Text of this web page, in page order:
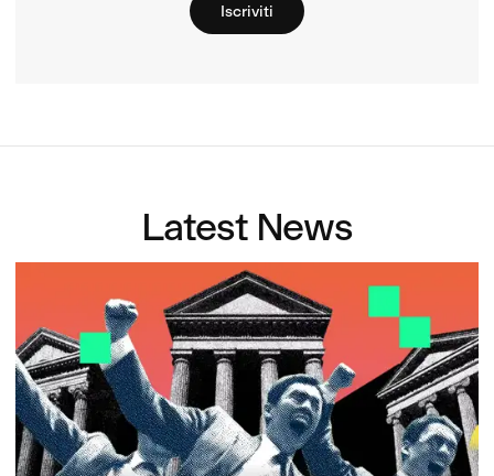
Iscriviti
Latest News